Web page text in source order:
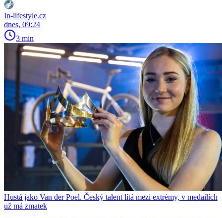
In-lifestyle.cz
dnes, 09:24
3 min
Hustá jako Van der Poel. Český talent lítá mezi extrémy, v medailích
už má zmatek